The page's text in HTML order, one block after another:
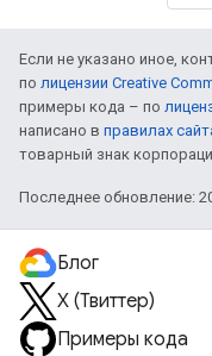
Если не указано иное,
по лицензии Creative
примеры кода – по
написано в правилах
товарный знак
Последнее обновление:
Блог
X (Твиттер)
Примеры кода